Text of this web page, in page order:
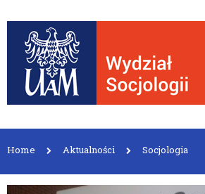
Home Aktualności Socjologia